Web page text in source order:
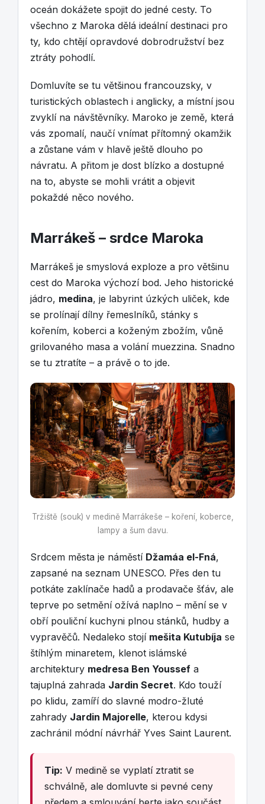
oceán dokážete spojit do jedné cesty. To
všechno z Maroka dělá ideální destinaci pro
ty, kdo chtějí opravdové dobrodružství bez
ztráty pohodlí.
Domluvíte se tu většinou francouzsky, v
turistických oblastech i anglicky, a místní jsou
zvyklí na návštěvníky. Maroko je země, která
vás zpomalí, naučí vnímat přítomný okamžik
a zůstane vám v hlavě ještě dlouho po
návratu. A přitom je dost blízko a dostupné
na to, abyste se mohli vrátit a objevit
pokaždé něco nového.
Marrákeš – srdce Maroka
Marrákeš je smyslová exploze a pro většinu
cest do Maroka výchozí bod. Jeho historické
jádro, medina, je labyrint úzkých uliček, kde
se prolínají dílny řemeslníků, stánky s
kořením, koberci a koženým zbožím, vůně
grilovaného masa a volání muezzina. Snadno
se tu ztratíte – a právě o to jde.
Tržiště (souk) v medině Marrákeše – koření, koberce,
lampy a šum davu.
Srdcem města je náměstí Džamáa el-Fná,
zapsané na seznam UNESCO. Přes den tu
potkáte zaklínače hadů a prodavače šťáv, ale
teprve po setmění ožívá naplno – mění se v
obří pouliční kuchyni plnou stánků, hudby a
vypravěčů. Nedaleko stojí mešita Kutubíja se
štíhlým minaretem, klenot islámské
architektury medresa Ben Youssef a
tajuplná zahrada Jardin Secret. Kdo touží
po klidu, zamíří do slavné modro-žluté
zahrady Jardin Majorelle, kterou kdysi
zachránil módní návrhář Yves Saint Laurent.
Tip: V medině se vyplatí ztratit se
schválně, ale domluvte si pevné ceny